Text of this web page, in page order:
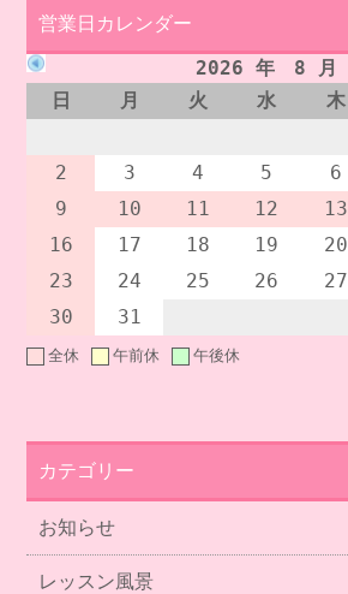
営業日カレンダー
2026 年 8 月
日
月 火 水 木
2
3 4 5 6
9
10 11 12 13
16
17 18 19 20
23
24 25 26 27
30
31
全休 午前休 午後休
カテゴリー
お知らせ
レッスン風景